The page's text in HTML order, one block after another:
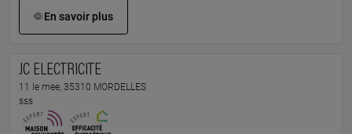
En savoir plus
JC ELECTRICITE
11 le mee, 35310 MORDELLES
sss